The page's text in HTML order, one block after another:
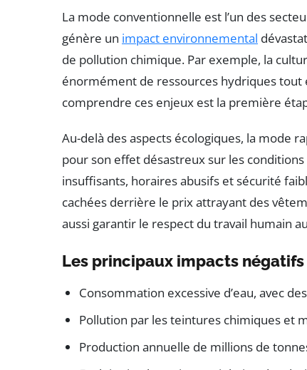
La mode conventionnelle est l’un des
génère un impact environnemental
de pollution chimique. Par exemple, la
énormément de ressources hydriques tout
comprendre ces enjeux est la première
Au-delà des aspects écologiques, la mode
pour son effet désastreux sur les
insuffisants, horaires abusifs et sécurité
cachées derrière le prix attrayant des
aussi garantir le respect du travail humain
Les principaux impacts
Consommation excessive d’eau, avec
Pollution par les teintures chimiques et
Production annuelle de millions de